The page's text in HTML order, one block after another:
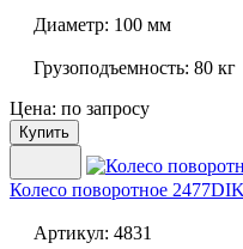
Диаметр: 100 мм
Грузоподъемность: 80 кг
Цена: по запросу
Купить
Колесо поворотное
Артикул: 4831